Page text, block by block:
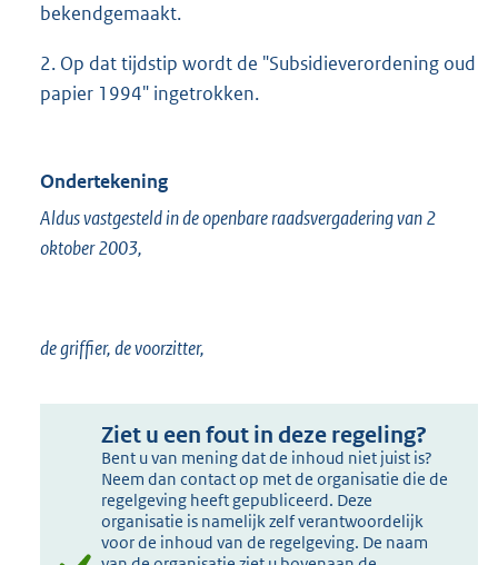
bekendgemaakt.
2. Op dat tijdstip wordt de "Subsidieverordening oud
papier 1994" ingetrokken.
Ondertekening
Aldus vastgesteld in de openbare raadsvergadering van 2
oktober 2003,
de griffier, de voorzitter,
Ziet u een fout in deze regeling?
Bent u van mening dat de inhoud niet juist is?
Neem dan contact op met de organisatie die de
regelgeving heeft gepubliceerd. Deze
organisatie is namelijk zelf verantwoordelijk
voor de inhoud van de regelgeving. De naam